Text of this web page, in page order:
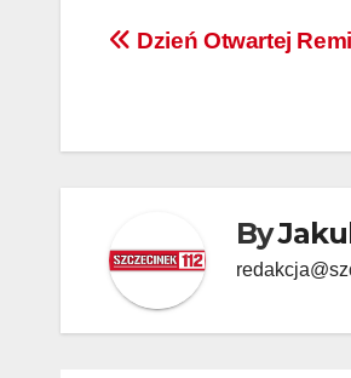
Nawigacja
Dzień Otwartej
By